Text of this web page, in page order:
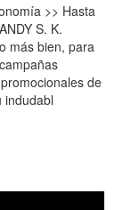
>> Hasta
S. K.
más bien, para
de
indudabl